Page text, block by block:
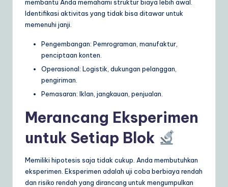
membantu Anda memahami struktur biaya lebih awal.
Identifikasi aktivitas yang tidak bisa ditawar untuk
memenuhi janji.
Pengembangan: Pemrograman, manufaktur,
penciptaan konten.
Operasional: Logistik, dukungan pelanggan,
pengiriman.
Pemasaran: Iklan, jangkauan, penjualan.
Merancang Eksperimen
untuk Setiap Blok
Memiliki hipotesis saja tidak cukup. Anda membutuhkan
eksperimen. Eksperimen adalah uji coba berbiaya rendah
dan risiko rendah yang dirancang untuk mengumpulkan